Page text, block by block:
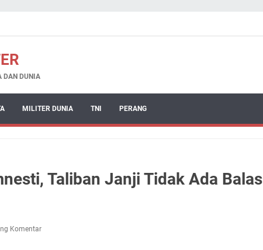
DAN DUNIA
MILITER DUNIA TNI PERANG
Taliban Janji Tidak Ada Balas
Komentar